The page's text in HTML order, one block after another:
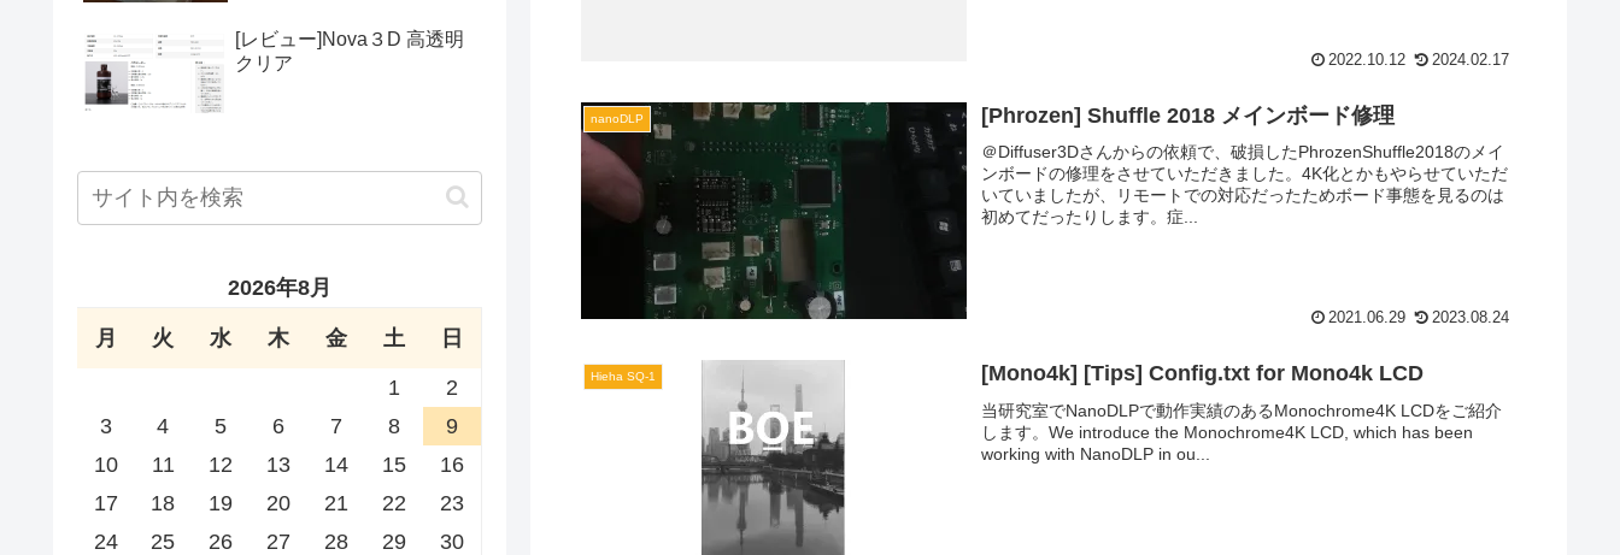
2022.10.12 2024.02.17
nanoDLP [Phrozen] Shuffle 2018 メインボード修理
＠Diffuser3Dさんからの依頼で、破損したPhrozenShuffle2018のメイ
ンボードの修理をさせていただきました。4K化とかもやらせていただ
いていましたが、リモートでの対応だったためボード事態を見るのは
初めてだったりします。症...
2021.06.29 2023.08.24
Hieha SQ-1 [Mono4k] [Tips] Config.txt for Mono4k LCD
当研究室でNanoDLPで動作実績のあるMonochrome4K LCDをご紹介
します。We introduce the Monochrome4K LCD, which has been
working with NanoDLP in ou...
[レビュー]Nova３D 高透明
クリア
2026年8月
月 火 水 木 金 土 日
1
2
3
4 5 6 7 8
9
10
11 12 13 14 15
16
17
18 19 20 21 22
23
24
25 26 27 28 29
30